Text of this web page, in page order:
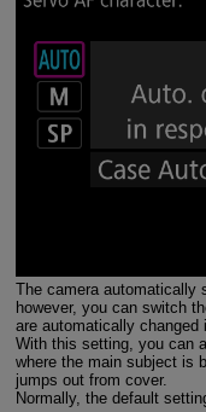
The camera automatically
however, you can switch
are automatically changed
With this setting, you can
where the main subject is
jumps out from cover.
Normally, the default